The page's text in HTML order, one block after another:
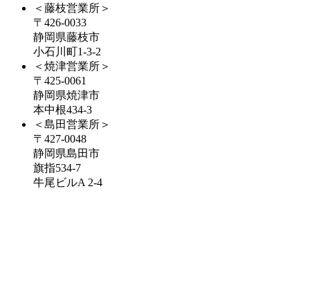
＜藤枝営業所＞
〒426-0033
静岡県藤枝市
小石川町1-3-2
＜焼津営業所＞
〒425-0061
静岡県焼津市
本中根434-3
＜島田営業所＞
〒427-0048
静岡県島田市
旗指534-7
牛尾ビルA 2-4